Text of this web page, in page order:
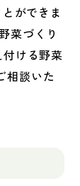
ができま
菜づくり
ける野菜
相談いた